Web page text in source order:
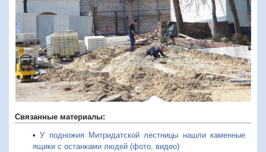
Предыдущий
Связанные материалы:
•У подножия Митридатской лестницы нашли каменные
ящики с останками людей (фото, видео)